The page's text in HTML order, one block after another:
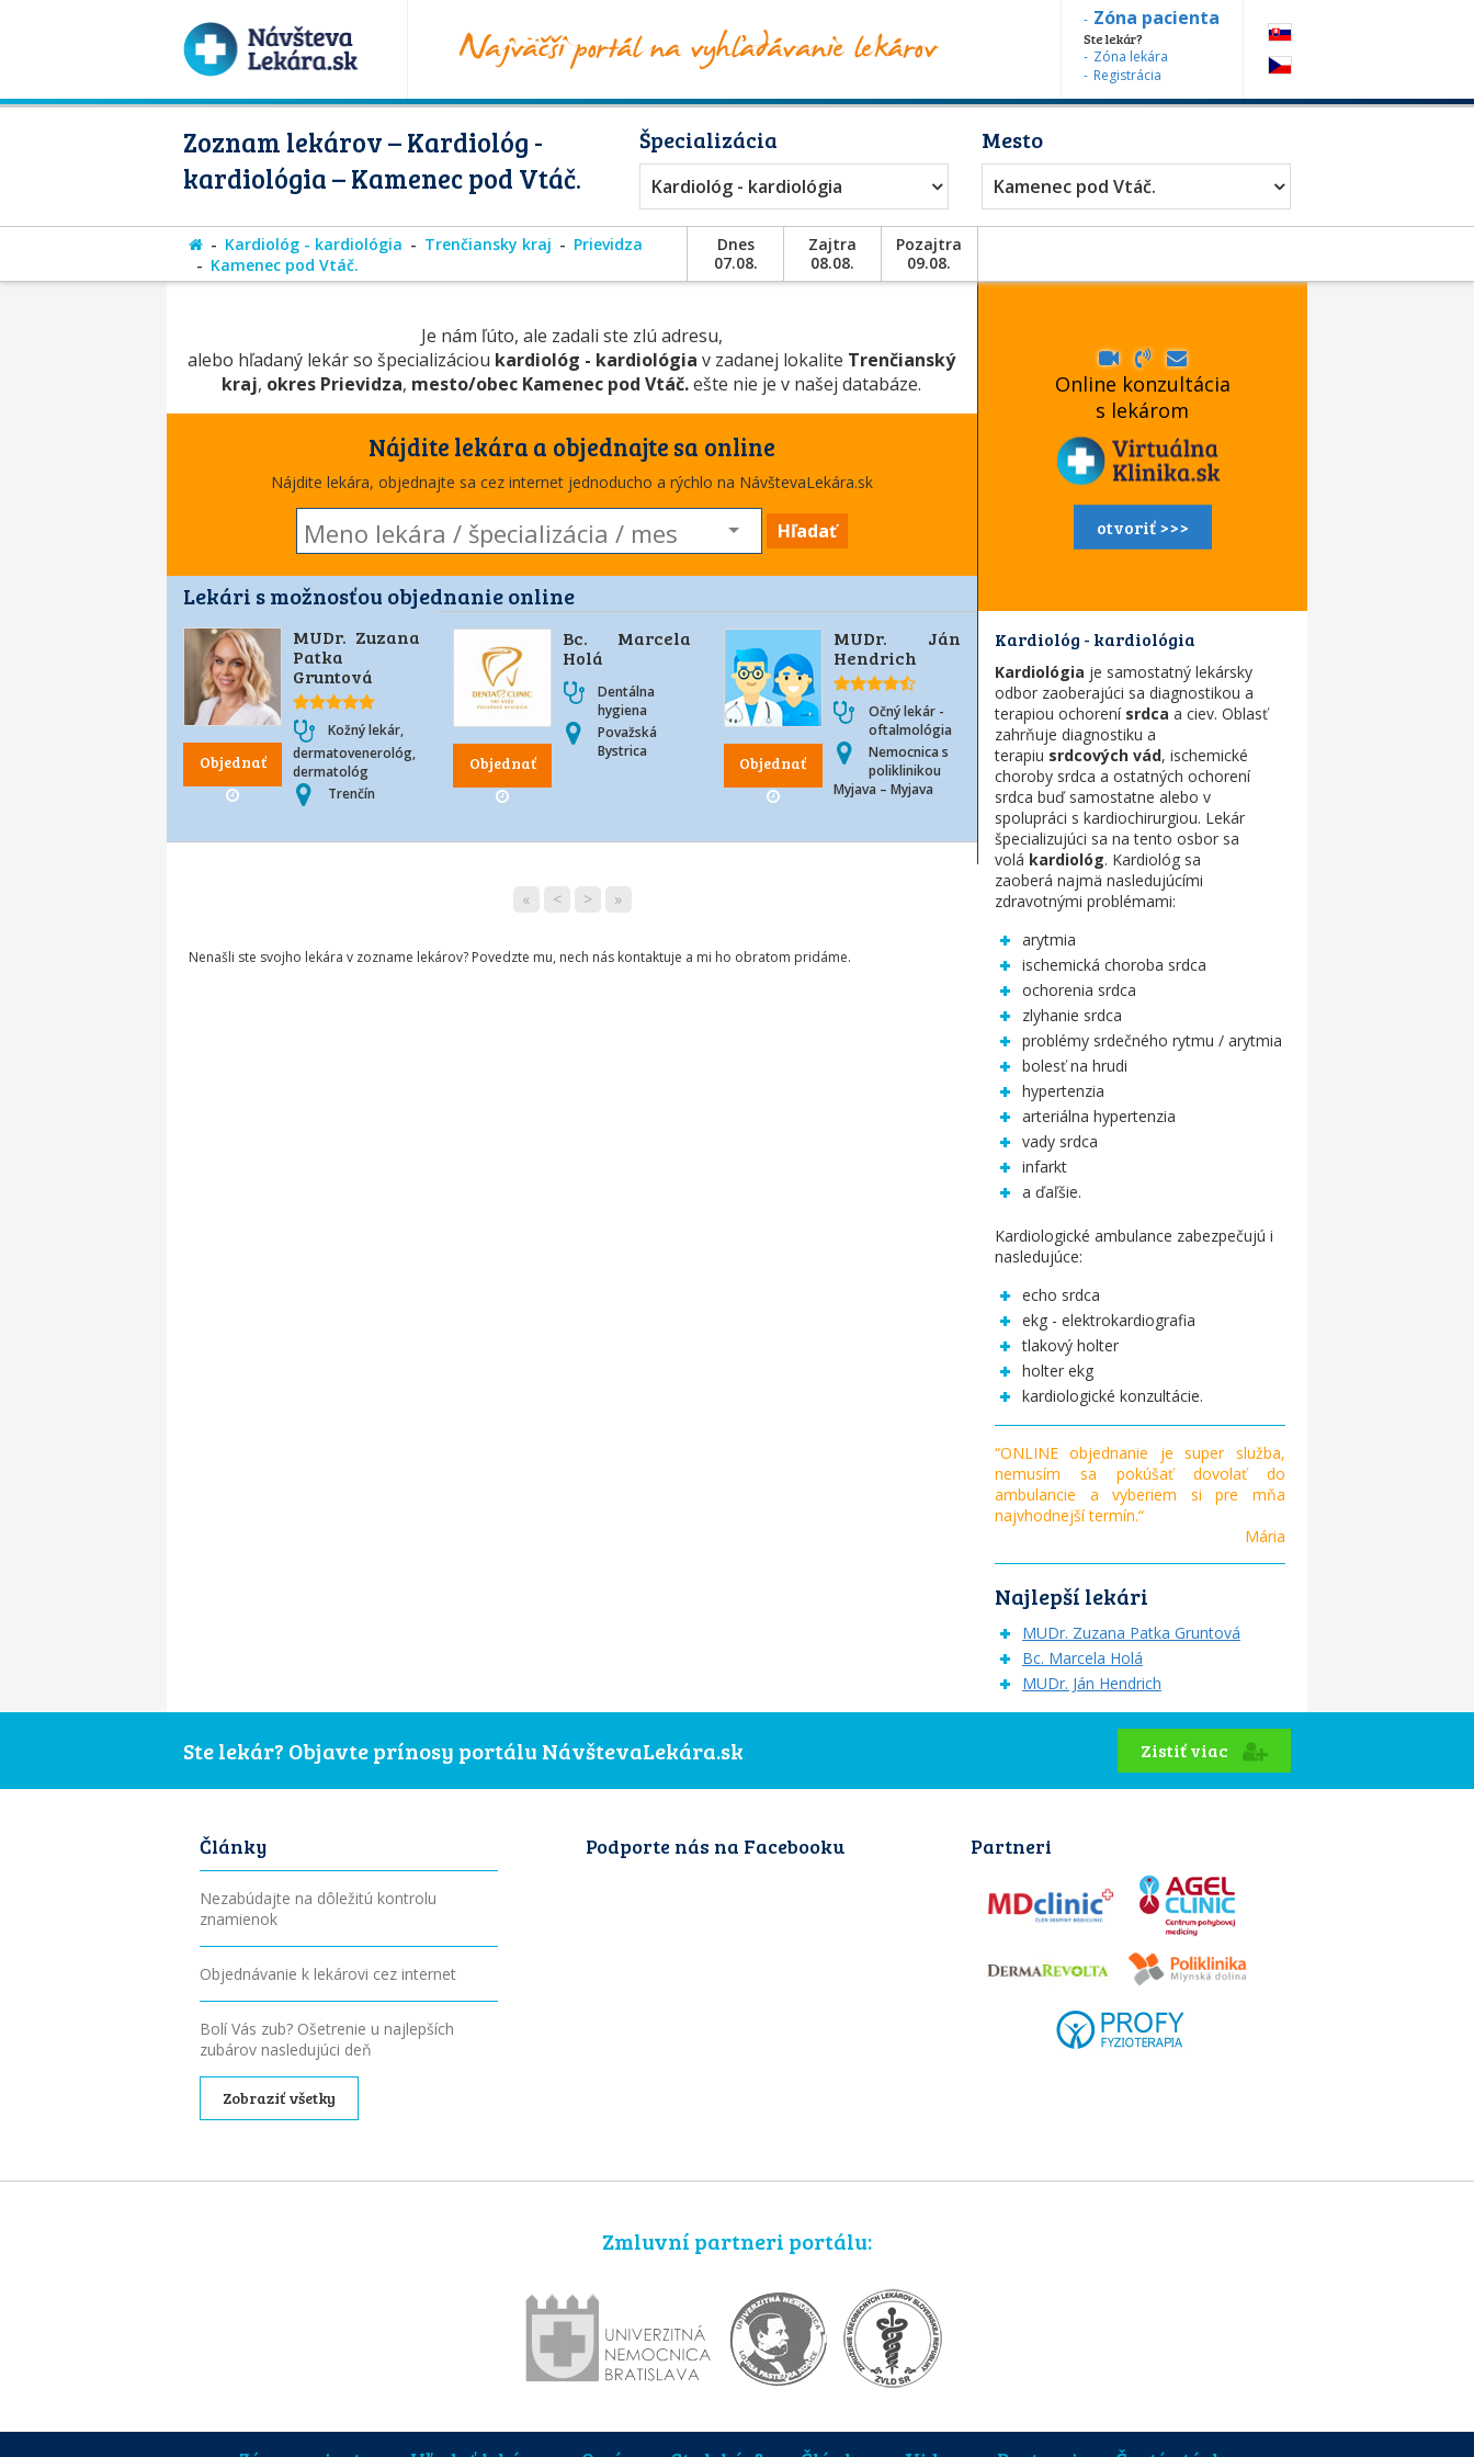
Zóna pacienta
Ste lekár?
Zóna lekára
Registrácia
Zoznam lekárov – Kardiológ -
kardiológia – Kamenec pod Vtáč.
Špecializácia
Kardiológ - kardiológia
Mesto
Kamenec pod Vtáč.
Kardiológ - kardiológia Trenčiansky kraj
Prievidza
Kamenec pod Vtáč.
Dnes
07.08.
Zajtra
08.08.
Pozajtra
09.08.
Je nám ľúto, ale zadali ste zlú adresu,
alebo hľadaný lekár so špecializáciou kardiológ - kardiológia v zadanej lokalite Trenčianský
kraj, okres Prievidza, mesto/obec Kamenec pod Vtáč.ešte nie je v našej databáze.
Nájdite lekára a objednajte sa online
Nájdite lekára, objednajte sa cez internet jednoducho a rýchlo na NávštevaLekára.sk
Hľadať
Lekári s možnosťou objednanie online
Objednať
MUDr. Zuzana
Patka
Gruntová
Kožný lekár,
dermatovenerológ,
dermatológ
Trenčín
Objednať
Bc. Marcela
Holá
Dentálna
hygiena
Považská
Bystrica
Objednať
MUDr. Ján
Hendrich
Očný lekár -
oftalmológia
Nemocnica s
poliklinikou
Myjava – Myjava
« < > »
Nenašli ste svojho lekára v zozname lekárov? Povedzte mu, nech nás kontaktuje a mi ho obratom pridáme.
Online konzultácia
s lekárom
otvoriť >>>
Kardiológ - kardiológia
Kardiológia je samostatný lekársky
odbor zaoberajúci sa diagnostikou a
terapiou ochorení srdca a ciev. Oblasť
zahrňuje diagnostiku a
terapiu srdcových vád, ischemické
choroby srdca a ostatných ochorení
srdca buď samostatne alebo v
spolupráci s kardiochirurgiou. Lekár
špecializujúci sa na tento osbor sa
volá kardiológ. Kardiológ sa
zaoberá najmä nasledujúcími
zdravotnými problémami:
arytmia
ischemická choroba srdca
ochorenia srdca
zlyhanie srdca
problémy srdečného rytmu / arytmia
bolesť na hrudi
hypertenzia
arteriálna hypertenzia
vady srdca
infarkt
a ďaľšie.
Kardiologické ambulance zabezpečujú i
nasledujúce:
echo srdca
ekg - elektrokardiografia
tlakový holter
holter ekg
kardiologické konzultácie.
“ONLINE objednanie je super služba,
nemusím sa pokúšať dovolať do
ambulancie a vyberiem si pre mňa
najvhodnejší termín.“
Mária
Najlepší lekári
MUDr. Zuzana Patka Gruntová
Bc. Marcela Holá
MUDr. Ján Hendrich
Ste lekár? Objavte prínosy portálu NávštevaLekára.sk Zistiť viac
Články
Nezabúdajte na dôležitú kontrolu
znamienok
Objednávanie k lekárovi cez internet
Bolí Vás zub? Ošetrenie u najlepších
zubárov nasledujúci deň
Zobraziť všetky
Podporte nás na Facebooku Partneri
Zmluvní partneri portálu: